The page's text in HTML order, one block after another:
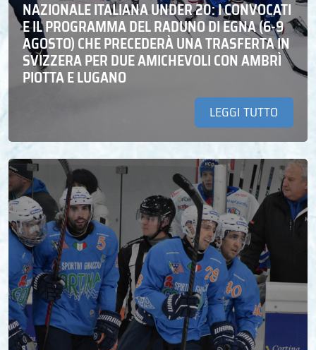
NAZIONALE ITALIANA UNDER 20: I CONVOCATI
E IL PROGRAMMA DEL RADUNO DI EGNA (6-9
AGOSTO) CHE PRECEDERÀ UNA TRASFERTA IN
SVIZZERA PER DUE AMICHEVOLI CON AMBRÌ
PIOTTA E LUGANO
LEGGI TUTTO